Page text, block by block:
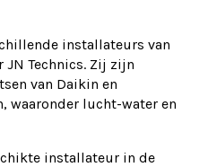
installateurs van
Technics. Zij zijn
van Daikin en
waaronder lucht-water en
installateur in de